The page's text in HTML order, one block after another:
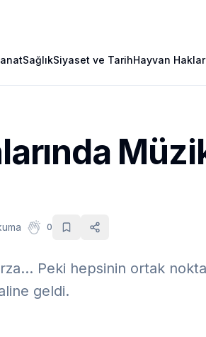
SağlıkSiyaset ve TarihHayvan
0
Peki hepsinin ortak
geldi.